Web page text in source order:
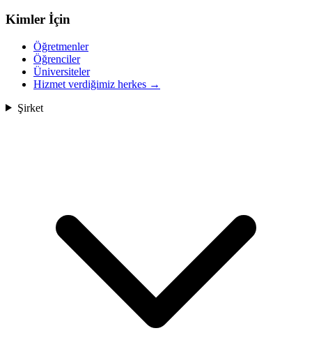
Kimler İçin
Öğretmenler
Öğrenciler
Üniversiteler
Hizmet verdiğimiz herkes →
Şirket